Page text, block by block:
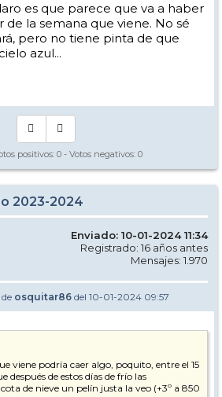
es que parece que va a haber
de la semana que viene. No sé
pero no tiene pinta de que
azul...
positivos: 0 - Votos negativos: 0
2023-2024
Enviado: 10-01-2024 11:34
Registrado: 16 años antes
Mensajes: 1.970
osquitar86 del 10-01-2024 09:57
viene podría caer algo, poquito, entre el 15
después de estos días de frío las
de nieve un pelín justa la veo (+3º a 850